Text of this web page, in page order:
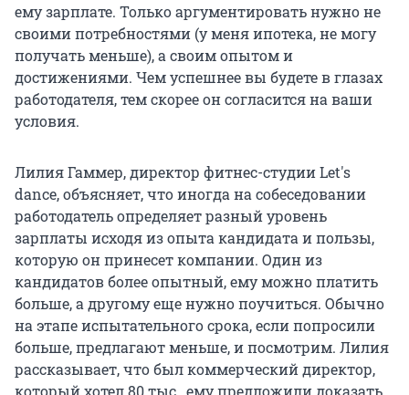
ему зарплате. Только аргументировать нужно не
своими потребностями (у меня ипотека, не могу
получать меньше), а своим опытом и
достижениями. Чем успешнее вы будете в глазах
работодателя, тем скорее он согласится на ваши
условия.
Лилия Гаммер, директор фитнес-студии Let's
dance, объясняет, что иногда на собеседовании
работодатель определяет разный уровень
зарплаты исходя из опыта кандидата и пользы,
которую он принесет компании. Один из
кандидатов более опытный, ему можно платить
больше, а другому еще нужно поучиться. Обычно
на этапе испытательного срока, если попросили
больше, предлагают меньше, и посмотрим. Лилия
рассказывает, что был коммерческий директор,
который хотел 80 тыс., ему предложили доказать